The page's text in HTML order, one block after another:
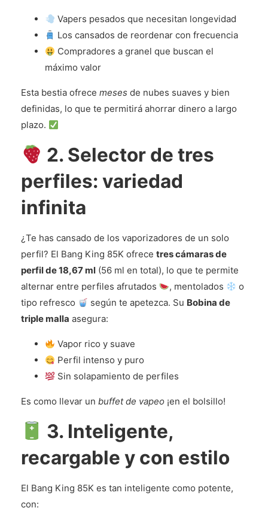
Vapers pesados que necesitan longevidad
Los cansados de reordenar con frecuencia
Compradores a granel que buscan el
máximo valor
Esta bestia ofrece meses de nubes suaves y bien
definidas, lo que te permitirá ahorrar dinero a largo
plazo.
2. Selector de tres
perfiles: variedad
infinita
¿Te has cansado de los vaporizadores de un solo
perfil? El Bang King 85K ofrece tres cámaras de
perfil de 18,67 ml (56 ml en total), lo que te permite
alternar entre perfiles afrutados
, mentolados
o
tipo refresco
según te apetezca. Su Bobina de
triple malla asegura:
Vapor rico y suave
Perfil intenso y puro
Sin solapamiento de perfiles
Es como llevar un buffet de vapeo ¡en el bolsillo!
3. Inteligente,
recargable y con estilo
El Bang King 85K es tan inteligente como potente,
con: